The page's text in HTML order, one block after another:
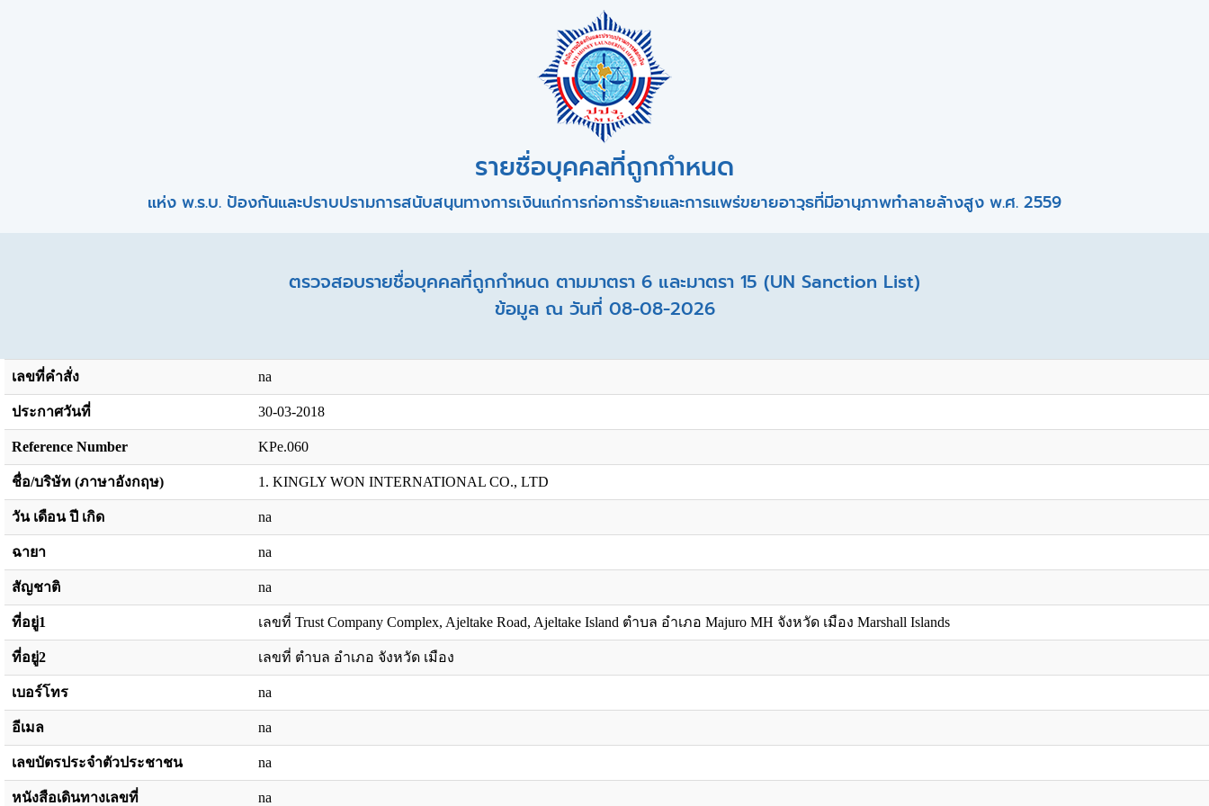
รายชื่อบุคคลที่ถูกกำหนด
แห่ง พ.ร.บ. ป้องกันและปราบปรามการสนับสนุนทางการเงินแก่การก่อการร้ายและการแพร่ขยายอาวุธที่มีอานุภาพทำลายล้างสูง พ.ศ. 2559
ตรวจสอบรายชื่อบุคคลที่ถูกกำหนด ตามมาตรา 6 และมาตรา 15 (UN Sanction List)
ข้อมูล ณ วันที่ 08-08-2026
เลขที่คำสั่ง na
ประกาศวันที่ 30-03-2018
Reference Number KPe.060
ชื่อ/บริษัท (ภาษาอังกฤษ) 1. KINGLY WON INTERNATIONAL CO., LTD
วัน เดือน ปี เกิด na
ฉายา na
สัญชาติ na
ที่อยู่1 เลขที่ Trust Company Complex, Ajeltake Road, Ajeltake Island ตำบล อำเภอ Majuro MH จังหวัด เมือง Marshall Islands
ที่อยู่2 เลขที่ ตำบล อำเภอ จังหวัด เมือง
เบอร์โทร na
อีเมล na
เลขบัตรประจำตัวประชาชน na
หนังสือเดินทางเลขที่ na